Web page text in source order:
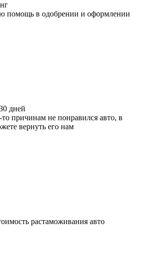
помощь в одобрении и оформлении
дней
причинам не понравился авто, в
вернуть его нам
растаможивания авто